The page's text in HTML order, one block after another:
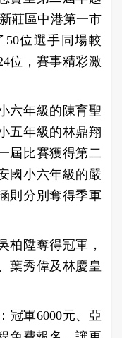
莊區中港第一市
位選手同場較
位，賽事精彩激
六年級的陳育聖
五年級的林鼎翔
屆比賽獲得第二
國小六年級的嚴
則分別奪得季軍
柏陞奪得冠軍，
葉秀偉及林慶皇
冠軍6000元、亞